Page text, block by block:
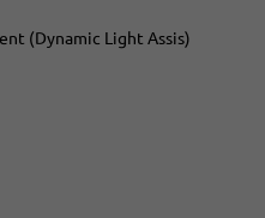
(Dynamic Light Assis)